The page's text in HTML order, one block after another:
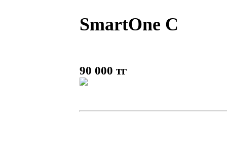
SmartOne C
90 000 тг